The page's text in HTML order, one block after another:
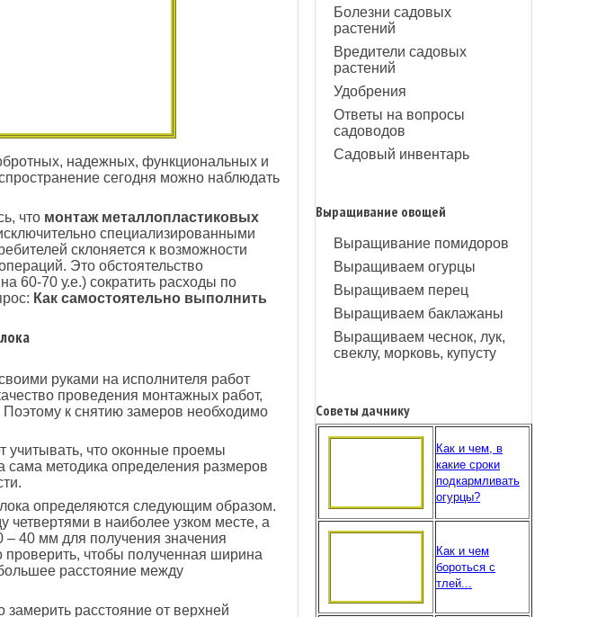
надежных, функциональных и
сегодня можно наблюдать
что монтаж металлопластиковых
специализированными
склоняется к возможности
Это обстоятельство
60-70 у.е.) сократить расходы по
Как самостоятельно выполнить
руками на исполнителя работ
проведения монтажных работ,
Поэтому к снятию замеров необходимо
учитывать, что оконные проемы
сама методика определения размеров
определяются следующим образом.
в наиболее узком месте, а
– 40 мм для получения значения
чтобы полученная ширина
расстояние между
расстояние от верхней
Болезни садовых
растений
Вредители садовых
растений
Удобрения
Ответы на вопросы
садоводов
Садовый инвентарь
Выращивание овощей
Выращивание помидоров
Выращиваем огурцы
Выращиваем перец
Выращиваем баклажаны
Выращиваем чеснок, лук,
свеклу, морковь, купусту
Советы дачнику
Как и чем, в
какие сроки
подкармливать
огурцы?
Как и чем
бороться с
тлей...